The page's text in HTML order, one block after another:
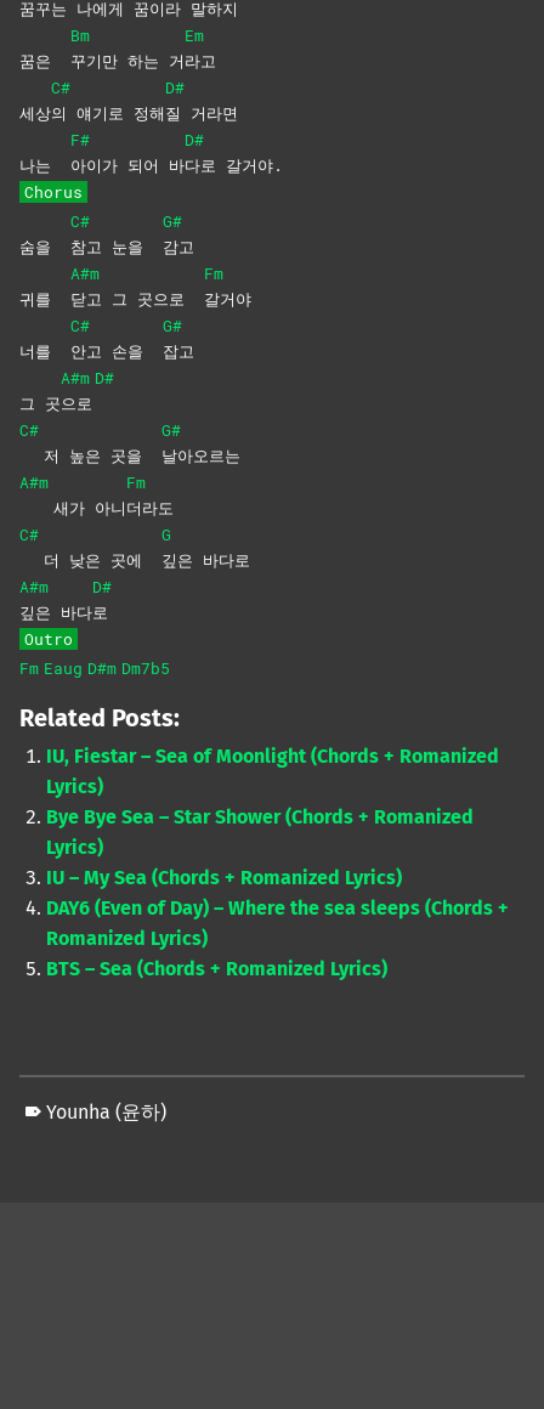
꿈꾸는 나에게 꿈이라 말하지
꿈은
Bm
꾸기만 하는 거
Em
라고
세상
C#
의 얘기로 정해
D#
질 거라면
나는
F#
아이가 되어 바
D#
다로 갈거야.
Chorus
숨을
C#
참고 눈을
G#
감고
귀를
A#m
닫고 그 곳으로
Fm
갈거야
너를
C#
안고 손을
G#
잡고
그 곳
A#m
으로
D#
C#
저 높은 곳을
G#
날아오르는
A#m
새가 아니
Fm
더라도
C#
더 낮은 곳에
G
깊은 바다로
A#m
깊은 바다
D#
로
Outro
Fm Eaug D#m Dm7b5
Related Posts:
IU, Fiestar – Sea of Moonlight (Chords + Romanized
Lyrics)
Bye Bye Sea – Star Shower (Chords + Romanized
Lyrics)
IU – My Sea (Chords + Romanized Lyrics)
DAY6 (Even of Day) – Where the sea sleeps (Chords +
Romanized Lyrics)
BTS – Sea (Chords + Romanized Lyrics)
Younha (윤하)